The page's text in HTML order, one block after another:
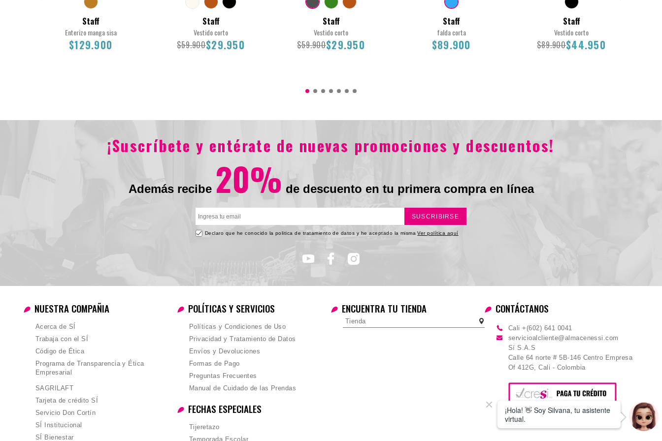
Staff
Enterizo manga sisa
$129.900
Staff
Vestido corto
$59.900$29.950
$59.900$29.950
Staff
Vestido corto
$59.900$29.950
$59.900$29.950
Staff
falda corta
$89.900
$89.900
Staff
Vestido corto
$89.900$44.950
$89.900
¡Suscríbete y entérate de nuevas promociones y descuentos!
Además recibe 20% de descuento en tu primera compra en línea
SUSCRIBIRSE
Declaro que he conocido la politica de tratamiento de datos y he aceptado la misma Ver política aquí
NUESTRA COMPAÑIA
Acerca de SÍ
Trabaja con el SÍ
Código de Ética
Programa de Transparencia y Ética
Empresarial
SAGRILAFT
Tarjeta de crédito SÍ
Servicio Don Cortín
SÍ Institucional
SÍ Bienestar
POLÍTICAS Y SERVICIOS
Políticas y Condiciones de Uso
Privacidad y Tratamiento de Datos
Envíos y Devoluciones
Formas de Pago
Preguntas Frecuentes
Manual de Cuidado de las Prendas
FECHAS ESPECIALES
Tijeretazo
Temporada Escolar
ENCUENTRA TU TIENDA
Tienda
CONTÁCTANOS
Cali +(602) 641 0041
servicioalcliente@almacenessi.com
Sí S.A.S
Calle 64 norte # 5B-146 Centro Empresa
Of 412G, Cali - Colombia